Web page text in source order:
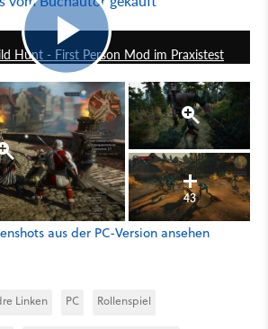
Hunt - First Person Mod im Praxistest
43
aus der PC-Version ansehen
Linken PC Rollenspiel